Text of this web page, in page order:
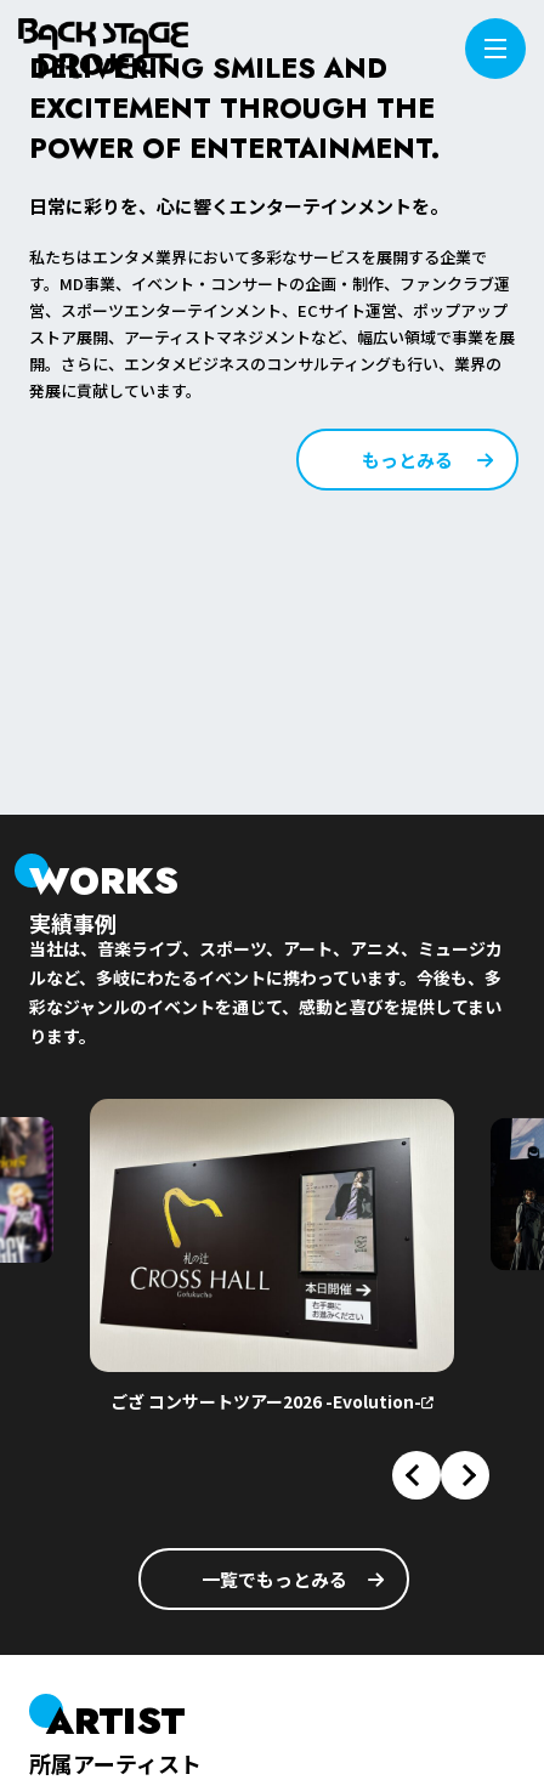
DELIVERING SMILES AND
EXCITEMENT THROUGH THE
POWER OF ENTERTAINMENT.
日常に彩りを、心に響くエンターテインメントを。
私たちはエンタメ業界において多彩なサービスを展開する企業で
す。MD事業、イベント・コンサートの企画・制作、ファンクラブ運
営、スポーツエンターテインメント、ECサイト運営、ポップアップ
ストア展開、アーティストマネジメントなど、幅広い領域で事業を展
開。さらに、エンタメビジネスのコンサルティングも行い、業界の
発展に貢献しています。
もっとみる
WORKS
実績事例
当社は、音楽ライブ、スポーツ、アート、アニメ、ミュージカ
ルなど、多岐にわたるイベントに携わっています。今後も、多
彩なジャンルのイベントを通じて、感動と喜びを提供してまい
ります。
ござ コンサートツアー2026 -Evolution-
乃木坂46 41stSG
一覧でもっとみる
ARTIST
所属アーティスト